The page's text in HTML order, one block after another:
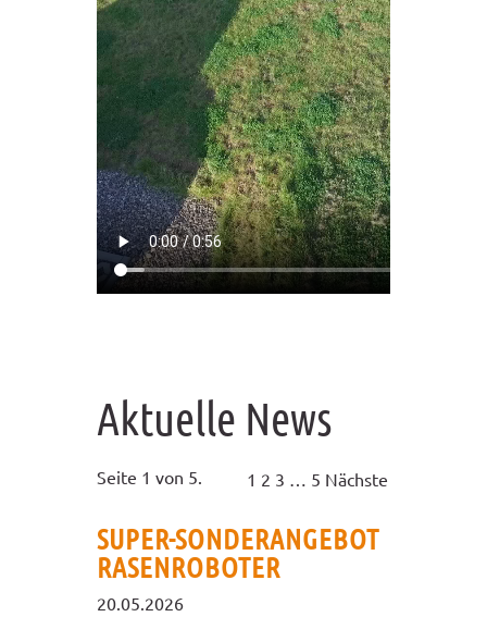
Aktuelle News
Seite 1 von 5. 1 2 3 5 Nächste
SUPER-SONDERANGEBOT
RASENROBOTER
20.05.2026